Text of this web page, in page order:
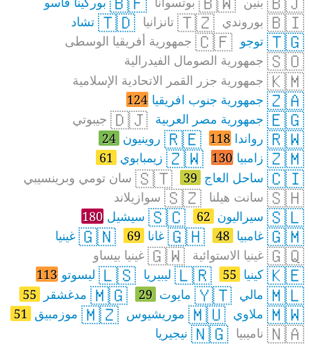
🇧🇮بوروندي 🇹🇿تانزانيا 🇹🇩تشاد
🇹🇬توجو 🇨🇫جمهورية أفريقيا الوسطى
🇸🇴جمهورية الصومال الفيدرالية
🇰🇲جمهورية جزر القمر الاتحادية الإسلامية
🇿🇦جمهورية جنوب افريقيا 124
🇪🇬جمهورية مصر العربية 🇩🇯جيبوتي
🇷🇼رواندا 118
🇷🇪روينيون 24
🇿🇲زامبيا 130
🇿🇼زيمبابوي 61
🇨🇮ساحل العاج 39
🇸🇹سان تومي وبرينسيبي
🇸🇭سانت هيلنا 🇸🇿سوازيلاند
🇸🇱سيراليون 62
🇸🇨سيشيل 180
🇬🇲غامبيا 48
🇬🇭غانا 69
🇬🇳غينيا
🇬🇶غينيا الاستوائية 🇬🇼غينيا بيساو
🇰🇪كينيا 55
🇱🇷ليبيريا 🇱🇸ليسوتو 113
🇲🇱مالي 🇾🇹مايوت 29
🇲🇬مدغشقر 55
🇲🇼ملاوي 🇲🇺موريشيوس 🇲🇿موزمبيق 51
🇳🇦ناميبيا 🇳🇬نيجيريا